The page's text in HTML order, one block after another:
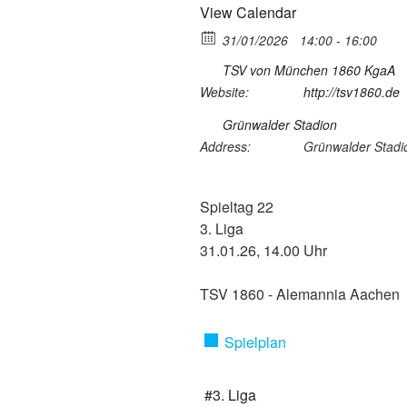
View Calendar
31/01/2026
14:00 - 16:00
TSV von München 1860 KgaA
Website:
http://tsv1860.de
Grünwalder Stadion
Address:
Grünwalder
Spieltag 22
3. Liga
31.01.26, 14.00 Uhr
TSV 1860 - Alemannia Aachen
Spielplan
#3. Liga